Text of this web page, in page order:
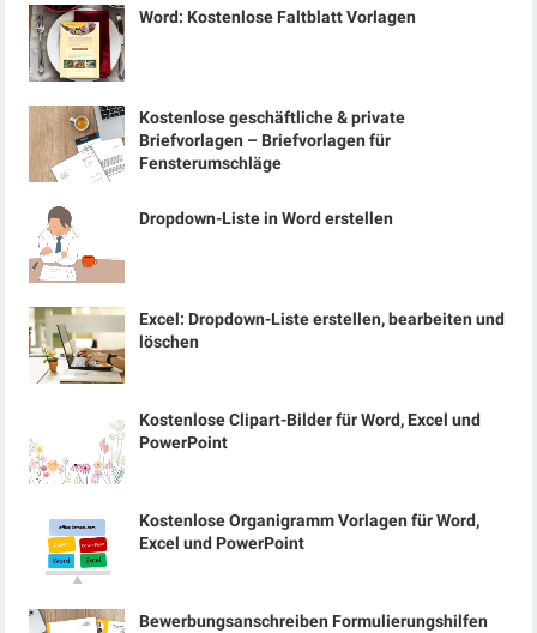
Word: Kostenlose Faltblatt Vorlagen
Kostenlose geschäftliche & private
Briefvorlagen – Briefvorlagen für
Fensterumschläge
Dropdown-Liste in Word erstellen
Excel: Dropdown-Liste erstellen, bearbeiten und
löschen
Kostenlose Clipart-Bilder für Word, Excel und
PowerPoint
Kostenlose Organigramm Vorlagen für Word,
Excel und PowerPoint
Bewerbungsanschreiben Formulierungshilfen